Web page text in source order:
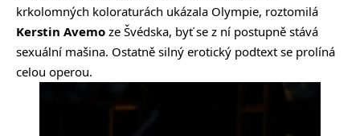
krkolomných koloraturách ukázala Olympie, roztomilá
Kerstin Avemo ze Švédska, byť se z ní postupně stává
sexuální mašina. Ostatně silný erotický podtext se prolíná
celou operou.